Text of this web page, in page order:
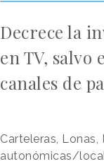
Decrece la
en TV, salvo
canales de
Carteleras,
autonómicas/